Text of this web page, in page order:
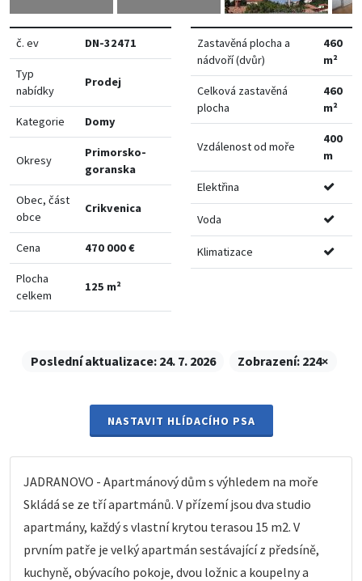
č. ev DN-32471
Typ
nabídky
Prodej
Kategorie Domy
Okresy
Primorsko-
goranska
Obec, část
obce
Crikvenica
Cena 470 000 €
Plocha
celkem
125 m²
Zastavěná plocha a
nádvoří (dvůr)
460
m²
Celková zastavěná
plocha
460
m²
Vzdálenost od moře
400
m
Elektřina
Voda
Klimatizace
Poslední aktualizace: 24. 7. 2026 Zobrazení: 224×
NASTAVIT HLÍDACÍHO PSA
JADRANOVO - Apartmánový dům s výhledem na moře
Skládá se ze tří apartmánů. V přízemí jsou dva studio
apartmány, každý s vlastní krytou terasou 15 m2. V
prvním patře je velký apartmán sestávající z předsíně,
kuchyně, obývacího pokoje, dvou ložnic a koupelny a